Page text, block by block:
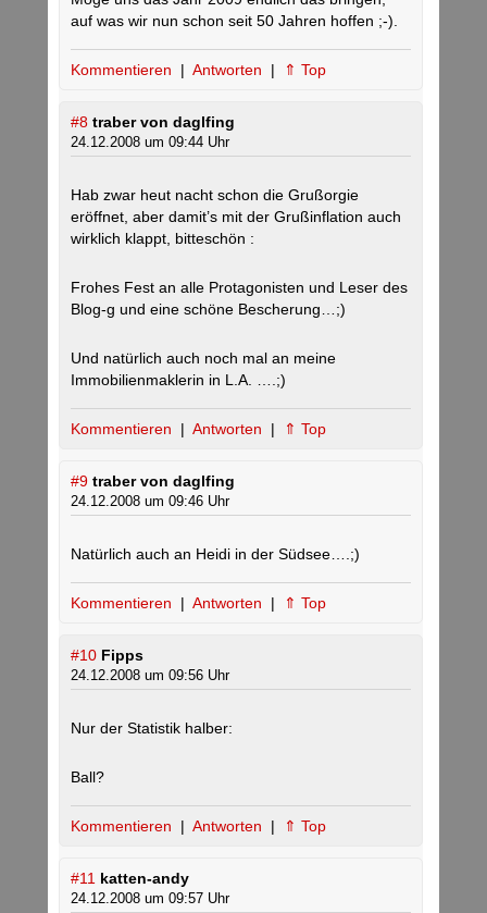
auf was wir nun schon seit 50 Jahren hoffen ;-).
Kommentieren | Antworten | ⇑ Top
#8 traber von daglfing
24.12.2008 um 09:44 Uhr
Hab zwar heut nacht schon die Grußorgie
eröffnet, aber damit’s mit der Grußinflation auch
wirklich klappt, bitteschön :
Frohes Fest an alle Protagonisten und Leser des
Blog-g und eine schöne Bescherung…;)
Und natürlich auch noch mal an meine
Immobilienmaklerin in L.A. ….;)
Kommentieren | Antworten | ⇑ Top
#9 traber von daglfing
24.12.2008 um 09:46 Uhr
Natürlich auch an Heidi in der Südsee….;)
Kommentieren | Antworten | ⇑ Top
#10 Fipps
24.12.2008 um 09:56 Uhr
Nur der Statistik halber:
Ball?
Kommentieren | Antworten | ⇑ Top
#11 katten-andy
24.12.2008 um 09:57 Uhr